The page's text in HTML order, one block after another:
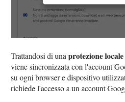
Trattandosi di unaprotezione locale
viene sincronizzata con l'account
su ogni browser e dispositivo
richiede l'accesso a un account